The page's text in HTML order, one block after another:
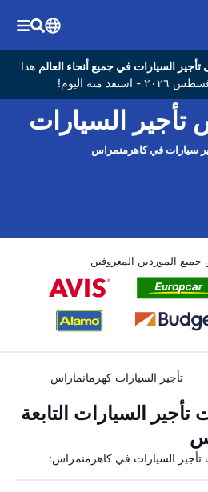
هذا
تأجير السيارات
سيارات في كاهرمنمراس
جميع الموردين المعروفين
تأجير السيارات كهرمانماراس
السيارات التابعة
السيارات في كاهرمنمراس: